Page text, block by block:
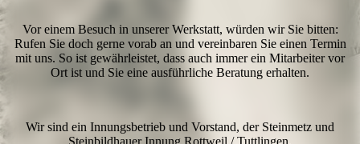
Vor einem Besuch in unserer Werkstatt, würden wir Sie bitten:
Rufen Sie doch gerne vorab an und vereinbaren Sie einen Termin
mit uns. So ist gewährleistet, dass auch immer ein Mitarbeiter vor
Ort ist und Sie eine ausführliche Beratung erhalten.
Wir sind ein Innungsbetrieb und Vorstand, der Steinmetz und